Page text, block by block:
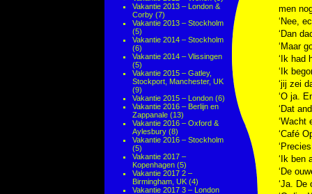
Vakantie 2013 – London &
Corby (7)
Vakantie 2013 – Stockholm
(5)
Vakantie 2014 – Stockholm
(6)
Vakantie 2014 – Vlissingen
(5)
Vakantie 2015 – Gatley,
Stockport, Manchester, UK
(9)
Vakantie 2015 – London (6)
Vakantie 2016 – Berlijn en
Zappanale (13)
Vakantie 2016 – Oxford &
Aylesbury (8)
Vakantie 2016 – Stockholm
(5)
Vakantie 2017 –
Kopenhagen (5)
Vakantie 2017 2 –
Birmingham, UK (4)
Vakantie 2017 3 – London
men
‘Nee,
‘Dan
‘Maar
‘Ik had
‘Ik
‘jij zei
‘O ja.
‘Dat
‘Wacht
‘Café
‘Ik ben
‘De
‘Ja. De